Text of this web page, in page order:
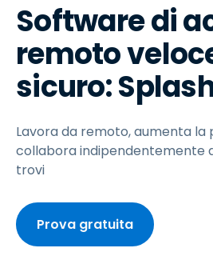
Software di
remoto
sicuro:
Lavora da remoto, aumenta la
collabora indipendentemente
trovi
Prova gratuita